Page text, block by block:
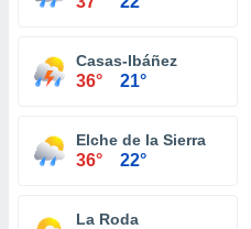
Casas-Ibáñez
36° 21°
Elche de la Sierra
36° 22°
La Roda